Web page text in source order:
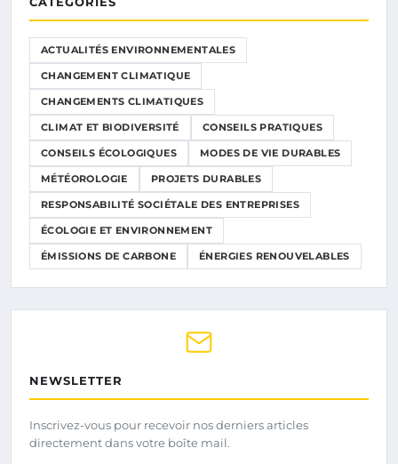
ACTUALITÉS ENVIRONNEMENTALES
CHANGEMENT CLIMATIQUE
CHANGEMENTS CLIMATIQUES
CLIMAT ET BIODIVERSITÉ CONSEILS PRATIQUES
CONSEILS ÉCOLOGIQUES MODES DE VIE DURABLES
MÉTÉOROLOGIE PROJETS DURABLES
RESPONSABILITÉ SOCIÉTALE DES ENTREPRISES
ÉCOLOGIE ET ENVIRONNEMENT
ÉMISSIONS DE CARBONE ÉNERGIES RENOUVELABLES
NEWSLETTER
Inscrivez-vous pour recevoir nos derniers articles
directement dans votre boîte mail.